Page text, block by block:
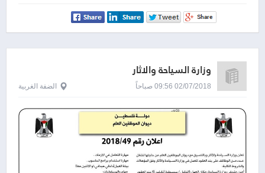
وزارة السياحة والاثار
02/07/2018 09:56 صباحاً الضفة الغربية